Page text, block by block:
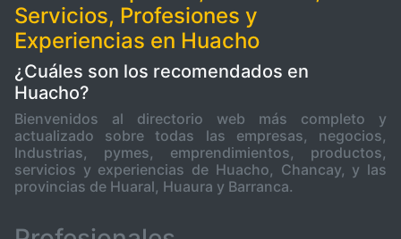
Servicios, Profesiones y
Experiencias en Huacho
¿Cuáles son los recomendados en
Huacho?
Bienvenidos al directorio web más completo y
actualizado sobre todas las empresas, negocios,
Industrias, pymes, emprendimientos, productos,
servicios y experiencias de Huacho, Chancay, y las
provincias de Huaral, Huaura y Barranca.